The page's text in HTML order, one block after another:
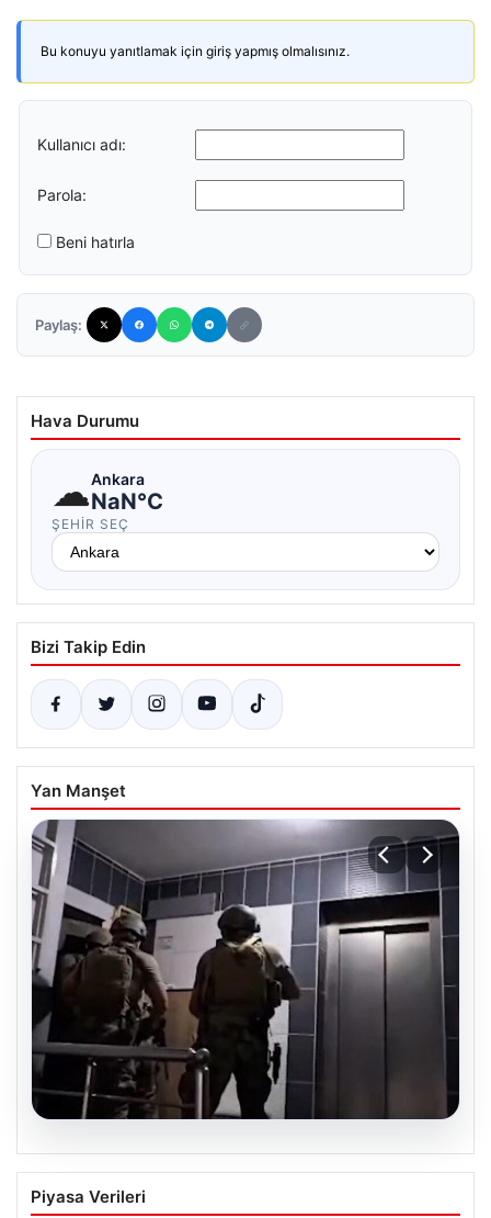
Bu konuyu yanıtlamak için giriş yapmış olmalısınız.
Kullanıcı adı:
Parola:
Beni hatırla
Paylaş:
Hava Durumu
☁Ankara
NaN°C
ŞEHIR SEÇ
Bizi Takip Edin
Yan Manşet
İntihar Mektubu Üzerinden Ortaya
Çıkan Milyarlık Tefecilik Şebekesi
Piyasa Verileri